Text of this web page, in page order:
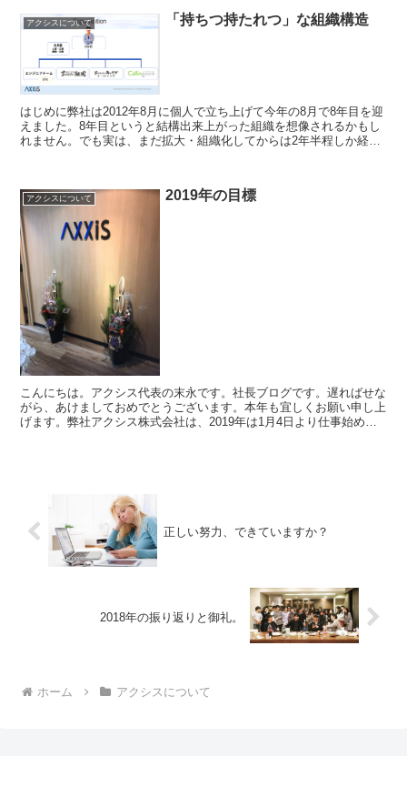
アクシスについて 「持ちつ持たれつ」な組織構造
はじめに弊社は2012年8月に個人で立ち上げて今年の8月で8年目を迎
えました。8年目というと結構出来上がった組織を想像されるかもし
れません。でも実は、まだ拡大・組織化してからは2年半程しか経っ
アクシスについて 2019年の目標
こんにちは。アクシス代表の末永です。社長ブログです。遅ればせな
がら、あけましておめでとうございます。本年も宜しくお願い申し上
げます。弊社アクシス株式会社は、2019年は1月4日より仕事始めを
正しい努力、できていますか？
2018年の振り返りと御礼。
ホーム アクシスについて